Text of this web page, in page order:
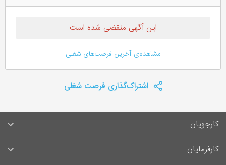
این آگهی منقضی شده است
مشاهده‌ی آخرین فرصت‌های شغلی
اشتراک‌گذاری فرصت شغلی
کارجویان
سوالات متداول کارجویان
کارفرمایان